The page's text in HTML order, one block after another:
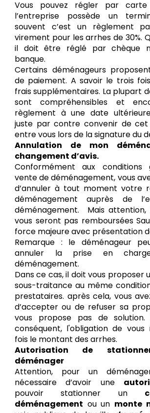
Vous pouvez régler par
l’entreprise possède un
souvent c’est un règlement
virement pour les arrhes de 30%.
il doit être réglé par chèque
banque.
Certains déménageurs
de paiement. A savoir le trois
frais supplémentaires. La plupart
sont compréhensibles et
règlement à une date
juste par contre convenir de
entre vous lors de la signature du
Annulation de mon
changement d’avis.
Conformément aux conditions
vente de déménagement, vous
d’annuler à tout moment votre
déménagement auprès de
déménagement. Mais
vous seront pas remboursées
force majeure avec présentation
Remarque : le déménageur
annuler la prise en
déménagement.
Dans ce cas, il doit vous proposer
sous-traitance au même
prestataires. après cela, vous
d’accepter ou de refuser sa
vous propose pas de
conséquent, l'obligation de vous
fois le montant des arrhes.
Autorisation de
déménager
Attention, pour un
nécessaire d’avoir une
pouvoir stationner un
déménagement ou un monte